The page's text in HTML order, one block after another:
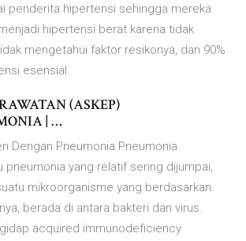
penderita hipertensi sehingga mereka
hipertensi berat karena tidak
mengetahui faktor resikonya, dan 90%
esensial.
(ASKEP)
| …
Dengan Pneumonia Pneumonia
pneumonia yang relatif sering dijumpai,
mikroorganisme yang berdasarkan
berada di antara bakteri dan virus.
acquired immunodeficiency